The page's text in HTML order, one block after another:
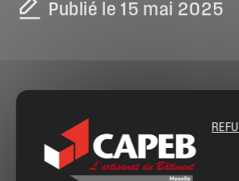
Publié le 15 mai 2025